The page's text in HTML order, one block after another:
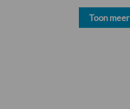
Toon meer